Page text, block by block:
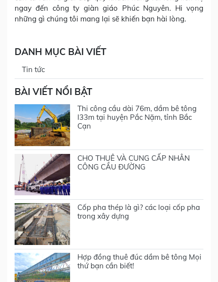
ngay đến công ty giàn giáo Phúc Nguyên. Hi vọng
những gì chúng tôi mang lại sẽ khiến bạn hài lòng.
DANH MỤC BÀI VIẾT
Tin tức
BÀI VIẾT NỔI BẬT
Thi công cầu dài 76m, dầm bê tông
I33m tại huyện Pắc Nặm, tỉnh Bắc
Cạn
CHO THUÊ VÀ CUNG CẤP NHÂN
CÔNG CẦU ĐƯỜNG
Cốp pha thép là gì? các loại cốp pha
trong xây dựng
Hợp đồng thuê đúc dầm bê tông Mọi
thứ bạn cần biết!